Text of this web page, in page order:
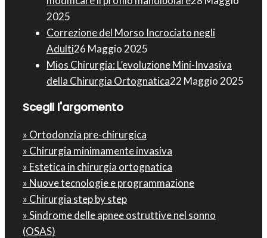
2025
Correzione del Morso Incrociato negli
Adulti26 Maggio 2025
Mios Chirurgia : L’evoluzione Mini-Invasiva
della Chirurgia Ortognatica22 Maggio 2025
Scegli l'argomento
» Ortodonzia pre-chirurgica
» Chirurgia minimamente invasiva
» Estetica in chirurgia ortognatica
» Nuove tecnologie e programmazione
» Chirurgia step by step
» Sindrome delle apnee ostruttive nel sonno
(OSAS)